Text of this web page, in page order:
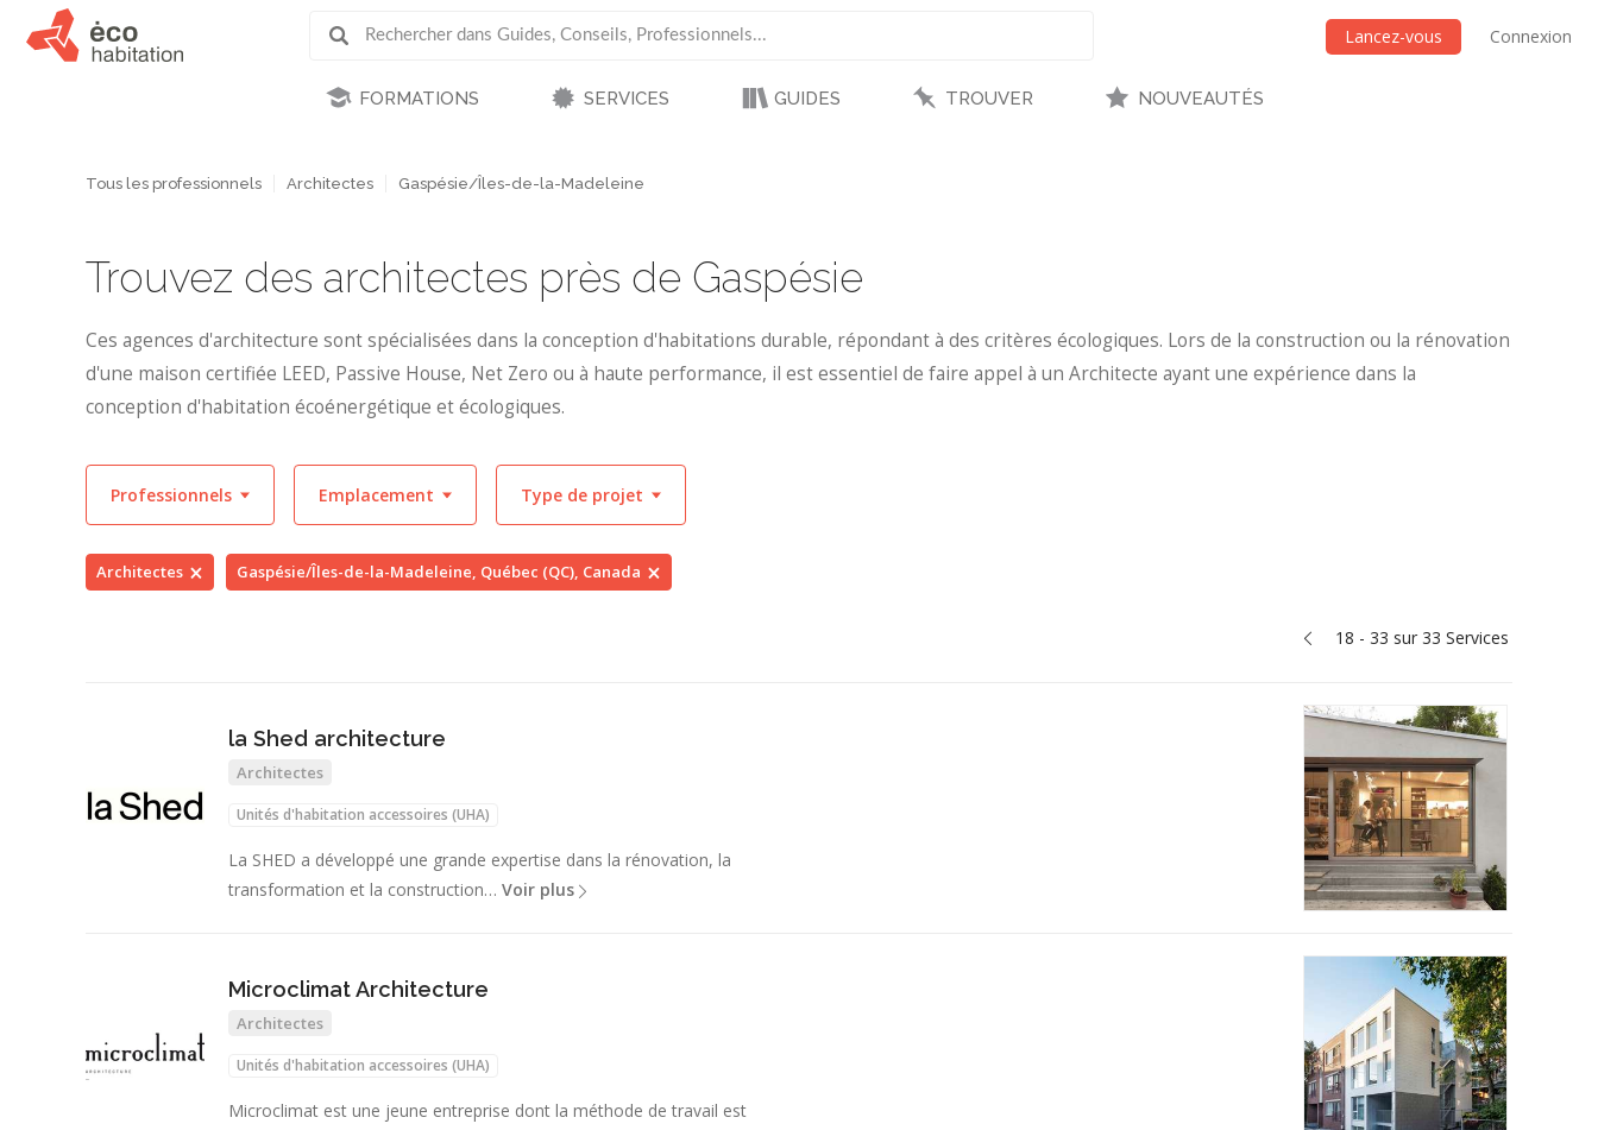
Lancez-vous Connexion
FORMATIONS SERVICES GUIDES TROUVER NOUVEAUTÉS
Tous les professionnels Architectes Gaspésie/Îles-de-la-Madeleine
Trouvez des architectes près de Gaspésie
Ces agences d'architecture sont spécialisées dans la conception d'habitations durable, répondant à des critères écologiques. Lors de la construction ou la rénovation
d'une maison certifiée LEED, Passive House, Net Zero ou à haute performance, il est essentiel de faire appel à un Architecte ayant une expérience dans la
conception d'habitation écoénergétique et écologiques.
Professionnels Emplacement Type de projet
Architectes Gaspésie/Îles-de-la-Madeleine, Québec (QC), Canada
18 - 33 sur 33 Services
la Shed architecture
Architectes
Unités d'habitation accessoires (UHA)
La SHED a développé une grande expertise dans la rénovation, la
transformation et la construction… Voir plus
Microclimat Architecture
Architectes
Unités d'habitation accessoires (UHA)
Microclimat est une jeune entreprise dont la méthode de travail est